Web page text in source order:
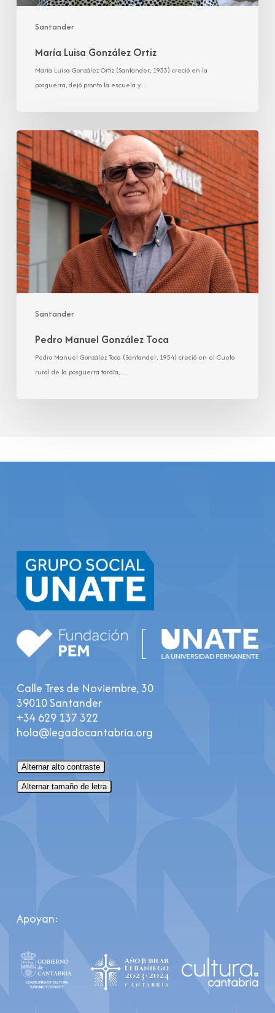
Santander
María Luisa González Ortiz
María Luisa González Ortiz (Santander, 1933) creció en la
posguerra, dejó pronto la escuela y…
Santander
Pedro
Manuel
González
Toca
Pedro Manuel González Toca
Pedro Manuel González Toca (Santander, 1954) creció en el Cueto
rural de la posguerra tardía,…
Calle Tres de Noviembre, 30
39010 Santander
+34 629 137 322
hola@legadocantabria.org
Alternar alto contraste
Alternar tamaño de letra
Apoyan: